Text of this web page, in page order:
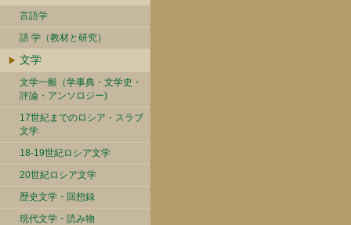
言語学
語 学（教材と研究）
文学
文学一般（学事典・文学史・
評論・アンソロジー)
17世紀までのロシア・スラブ
文学
18-19世紀ロシア文学
20世紀ロシア文学
歴史文学・回想録
現代文学・読み物